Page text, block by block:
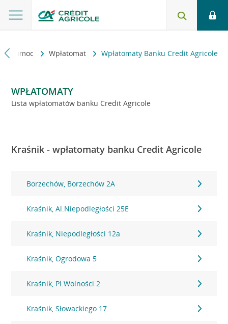
i pomoc Wpłatomat Wpłatomaty Banku Credit Agricole
WPŁATOMATY
Lista wpłatomatów banku Credit Agricole
Kraśnik - wpłatomaty banku Credit Agricole
Borzechów, Borzechów 2A
Kraśnik, Al.Niepodległości 25E
Kraśnik, Niepodległości 12a
Kraśnik, Ogrodowa 5
Kraśnik, Pl.Wolności 2
Kraśnik, Słowackiego 17